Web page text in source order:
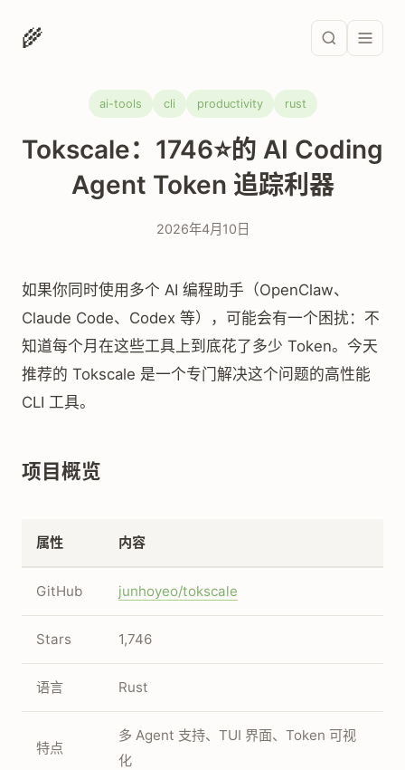
🌾
ai-tools cli productivity rust
Tokscale：1746⭐的 AI Coding
Agent Token 追踪利器
2026年4月10日
如果你同时使用多个 AI 编程助手（OpenClaw、
Claude Code、Codex 等），可能会有一个困扰：不
知道每个月在这些工具上到底花了多少 Token。今天
推荐的 Tokscale 是一个专门解决这个问题的高性能
CLI 工具。
项目概览
属性 内容
GitHub junhoyeo/tokscale
Stars 1,746
语言 Rust
特点
多 Agent 支持、TUI 界面、Token 可视
化